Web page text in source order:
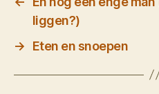
liggen?)
→
Eten en snoepen